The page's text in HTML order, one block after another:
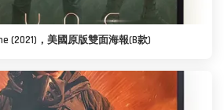
(2021)，美國原版雙面海報(B款)